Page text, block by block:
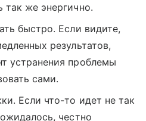
так же энергично.
быстро. Если видите,
результатов,
устранения проблемы
сами.
Если что-то идет не так
честно